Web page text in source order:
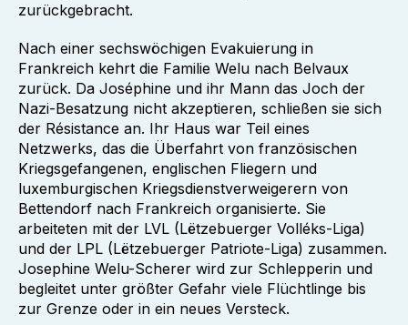
zurückgebracht.
Nach einer sechswöchigen Evakuierung in
Frankreich kehrt die Familie Welu nach Belvaux
zurück. Da Joséphine und ihr Mann das Joch der
Nazi-Besatzung nicht akzeptieren, schließen sie sich
der Résistance an. Ihr Haus war Teil eines
Netzwerks, das die Überfahrt von französischen
Kriegsgefangenen, englischen Fliegern und
luxemburgischen Kriegsdienstverweigerern von
Bettendorf nach Frankreich organisierte. Sie
arbeiteten mit der LVL (Lëtzebuerger Volléks-Liga)
und der LPL (Lëtzebuerger Patriote-Liga) zusammen.
Josephine Welu-Scherer wird zur Schlepperin und
begleitet unter größter Gefahr viele Flüchtlinge bis
zur Grenze oder in ein neues Versteck.